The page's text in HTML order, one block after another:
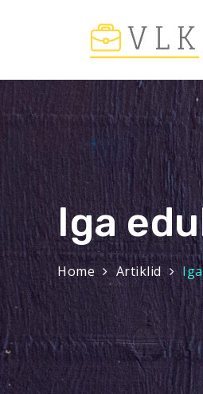
Iga
Home Artiklid